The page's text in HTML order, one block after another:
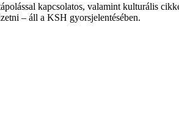
kapcsolatos, valamint kulturális
– áll a KSH gyorsjelentésében.